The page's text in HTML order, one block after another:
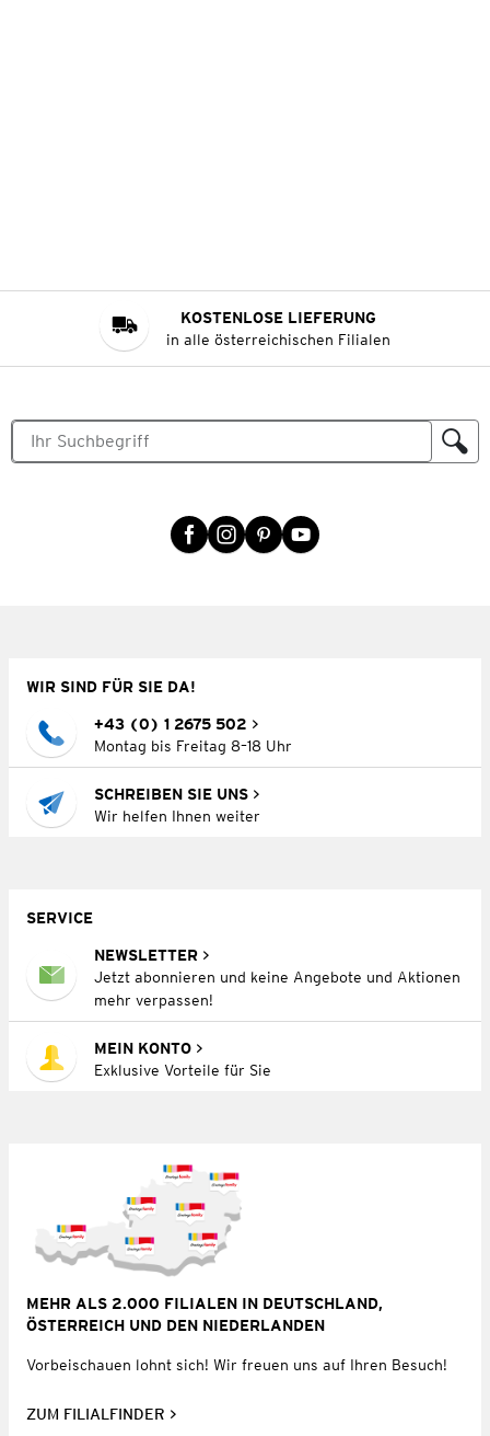
KOSTENLOSE LIEFERUNG
in alle österreichischen Filialen
WIR SIND FÜR SIE DA!
+43 (0) 1 2675 502
Montag bis Freitag 8–18 Uhr
SCHREIBEN SIE UNS
Wir helfen Ihnen weiter
SERVICE
NEWSLETTER
Jetzt abonnieren und keine Angebote und Aktionen
mehr verpassen!
MEIN KONTO
Exklusive Vorteile für Sie
MEHR ALS 2.000 FILIALEN IN DEUTSCHLAND,
ÖSTERREICH UND DEN NIEDERLANDEN
Vorbeischauen lohnt sich! Wir freuen uns auf Ihren Besuch!
ZUM FILIALFINDER